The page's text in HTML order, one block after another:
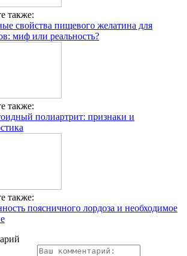
также:
свойства пищевого желатина для
миф или реальность?
также:
полиартрит: признаки и
также:
поясничного лордоза и необходимое